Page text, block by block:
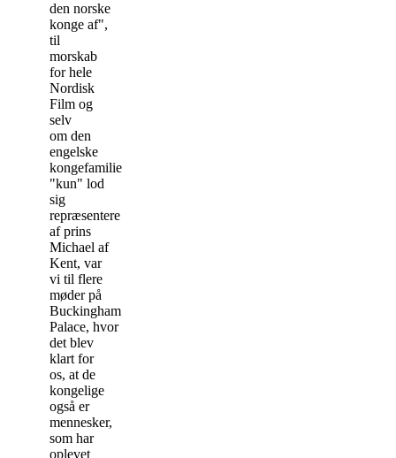
den norske
konge af",
til
morskab
for hele
Nordisk
Film og
selv
om den
engelske
kongefamilie
"kun" lod
sig
repræsentere
af prins
Michael af
Kent, var
vi til flere
møder på
Buckingham
Palace, hvor
det blev
klart for
os, at de
kongelige
også er
mennesker,
som har
oplevet